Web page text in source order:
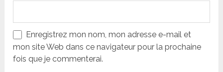
Enregistrez mon nom, mon adresse e-mail et
mon site Web dans ce navigateur pour la prochaine
fois que je commenterai.